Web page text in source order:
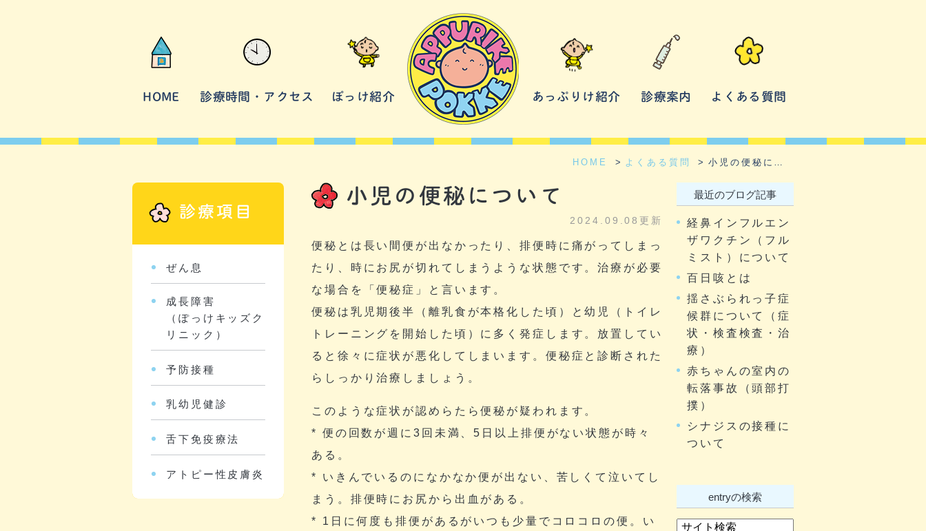
HOME 診療時間・アクセス ぽっけ紹介 あっぷりけ紹介 診療案内 よくある質問
HOME よくある質問 小児の便秘について
小児の便秘について
2024.09.08更新
便秘とは長い間便が出なかったり、排便時に痛がってしまっ
たり、時にお尻が切れてしまうような状態です。治療が必要
な場合を「便秘症」と言います。
便秘は乳児期後半（離乳食が本格化した頃）と幼児（トイレ
トレーニングを開始した頃）に多く発症します。放置してい
ると徐々に症状が悪化してしまいます。便秘症と診断された
らしっかり治療しましょう。
このような症状が認めらたら便秘が疑われます。
* 便の回数が週に3回未満、5日以上排便がない状態が時々
ある。
* いきんでいるのになかなか便が出ない、苦しくて泣いてし
まう。排便時にお尻から出血がある。
* 1日に何度も排便があるがいつも少量でコロコロの便。い
最近のブログ記事
経鼻インフルエン
ザワクチン（フル
ミスト）について
百日咳とは
揺さぶられっ子症
候群について（症
状・検査検査・治
療）
赤ちゃんの室内の
転落事故（頭部打
撲）
シナジスの接種に
ついて
entryの検索
診療項目
ぜん息
成長障害
（ぽっけキッズク
リニック）
予防接種
乳幼児健診
舌下免疫療法
アトピー性皮膚炎